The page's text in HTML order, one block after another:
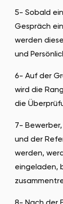
5- Sobald
Gespräch
werden
und
6- Auf der
wird die
die
7-
und der
werden,
eingeladen,